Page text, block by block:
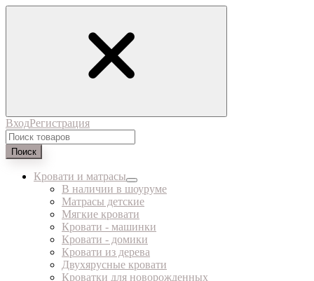
ВходРегистрация
Поиск
Кровати и матрасы
В наличии в шоуруме
Матрасы детские
Мягкие кровати
Кровати - машинки
Кровати - домики
Кровати из дерева
Двухярусные кровати
Кроватки для новорожденных